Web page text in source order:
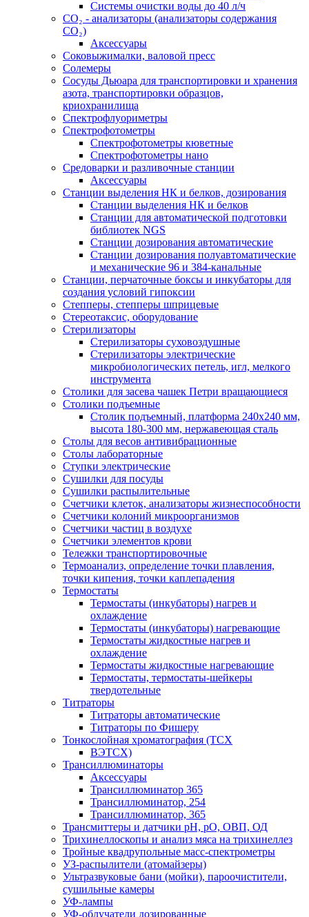
Системы очистки воды до 40 л/ч
СО₂ - анализаторы (анализаторы содержания
СО₂)
Аксессуары
Соковыжималки, валовой пресс
Солемеры
Сосуды Дьюара для транспортировки и хранения
азота, транспортировки образцов,
криохранилища
Спектрофлуориметры
Спектрофотометры
Спектрофотометры кюветные
Спектрофотометры нано
Средоварки и разливочные станции
Аксессуары
Станции выделения НК и белков, дозирования
Станции выделения НК и белков
Станции для автоматической подготовки
библиотек NGS
Станции дозирования автоматические
Станции дозирования полуавтоматические
и механические 96 и 384-канальные
Станции, перчаточные боксы и инкубаторы для
создания условий гипоксии
Степперы, степперы шприцевые
Стереотаксис, оборудование
Стерилизаторы
Стерилизаторы суховоздушные
Стерилизаторы электрические
микробиологических петель, игл, мелкого
инструмента
Столики для засева чашек Петри вращающиеся
Столики подъемные
Столик подъемный, платформа 240х240 мм,
высота 180-300 мм, нержавеющая сталь
Столы для весов антивибрационные
Столы лабораторные
Ступки электрические
Сушилки для посуды
Сушилки распылительные
Счетчики клеток, анализаторы жизнеспособности
Счетчики колоний микроорганизмов
Счетчики частиц в воздухе
Счетчики элементов крови
Тележки транспортировочные
Термоанализ, определение точки плавления,
точки кипения, точки каплепадения
Термостаты
Термостаты (инкубаторы) нагрев и
охлаждение
Термостаты (инкубаторы) нагревающие
Термостаты жидкостные нагрев и
охлаждение
Термостаты жидкостные нагревающие
Термостаты, термостаты-шейкеры
твердотельные
Титраторы
Титраторы автоматические
Титраторы по Фишеру
Тонкослойная хроматография (ТСХ
ВЭТСХ)
Трансиллюминаторы
Аксессуары
Трансиллюминатор 365
Трансиллюминатор, 254
Трансиллюминатор, 365
Трансмиттеры и датчики рН, рО, ОВП, ОД
Трихинеллоскопы и анализ мяса на трихинеллез
Тройные квадрупольные масс-спектрометры
УЗ-распылители (атомайзеры)
Ультразвуковые бани (мойки), пароочистители,
сушильные камеры
УФ-лампы
УФ-облучатели дозированные